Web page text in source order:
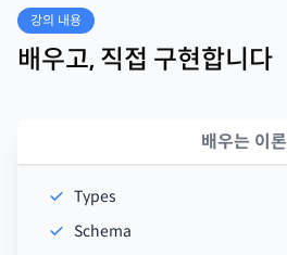
강의 내용
배우고, 직접 구현합니다
배우는 이론
Types
Schema